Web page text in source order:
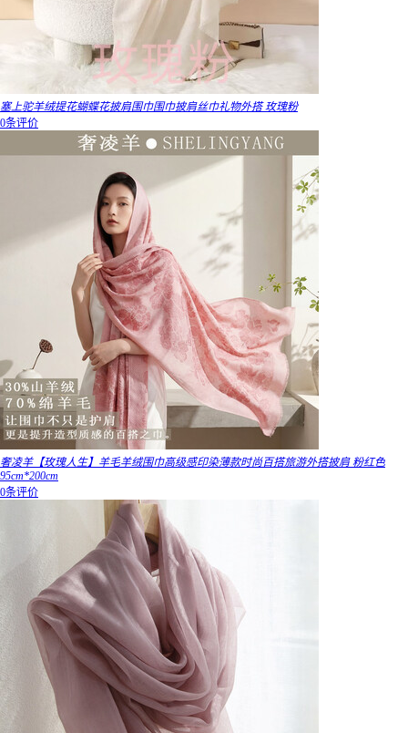
塞上驼羊绒提花蝴蝶花披肩围巾围巾披肩丝巾礼物外搭 玫瑰粉
0条评价
奢凌羊【玫瑰人生】羊毛羊绒围巾高级感印染薄款时尚百搭旅游外搭披肩 粉红色
95cm*200cm
0条评价